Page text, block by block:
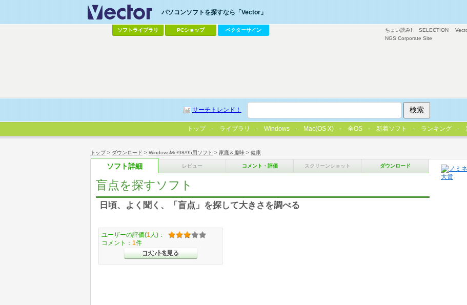
トップ> ダウンロード > WindowsMe/98/95用ソフト > 家庭＆趣味 > 健康
ソフト詳細 レビュー コメント・評価 スクリーンショット ダウンロード
盲点を探すソフト
日頃、よく聞く、「盲点」を探して大きさを調べる
ユーザーの評価(1 人)：
コメント： 1件
ちょい読み! SELECTION
NGS Corporate Site
パソコンソフトを探すなら「Vector」
ソフトライブラリ PCショップ ベクターサイン
サーチトレンド！
トップ ライブラリ Windows Mac(OS X) 全OS 新着ソフト ランキング